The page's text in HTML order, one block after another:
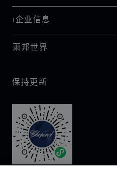
I企业信息
萧邦世界
保持更新